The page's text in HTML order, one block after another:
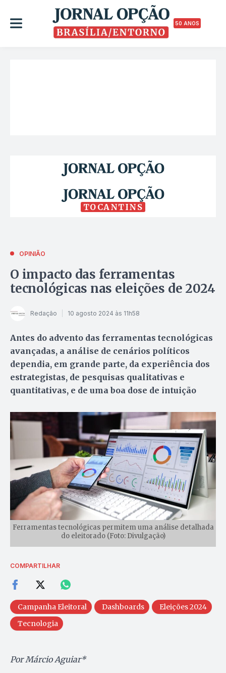
50 ANOS
TOCANTINS
OPINIÃO
O impacto das ferramentas
tecnológicas nas eleições de 2024
Redação 10 agosto 2024 às 11h58
Antes do advento das ferramentas tecnológicas
avançadas, a análise de cenários políticos
dependia, em grande parte, da experiência dos
estrategistas, de pesquisas qualitativas e
quantitativas, e de uma boa dose de intuição
Ferramentas tecnológicas permitem uma análise detalhada
do eleitorado (Foto: Divulgação)
COMPARTILHAR
Campanha Eleitoral Dashboards
Eleições 2024
Tecnologia
Por Márcio Aguiar*